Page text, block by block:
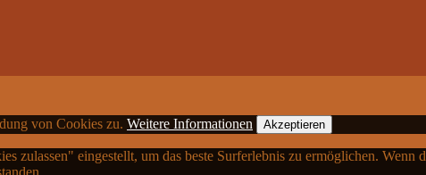
von Cookies zu. Weitere Informationen Akzeptieren
zulassen" eingestellt, um das beste Surferlebnis zu ermöglichen.